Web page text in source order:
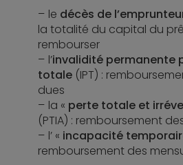
le décès de
la totalité du capital du
rembourser
l’invalidité permanente
totale (IPT) :
dues
la « perte totale et
(PTIA) : remboursement
l’ « incapacité
remboursement des